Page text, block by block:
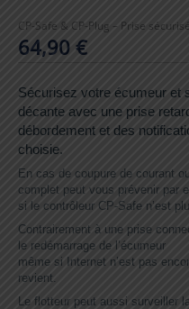
CP-Safe & CP-Plug – Prise
64,90 €
Sécurisez votre écumeur et
décante avec une prise
débordement et des
choisie.
En cas de coupure de courant
complet peut vous prévenir par
si le contrôleur CP-Safe n’est
Contrairement à une prise
le redémarrage de l’écumeur
même si Internet n’est pas
revient.
Le flotteur peut aussi surveiller